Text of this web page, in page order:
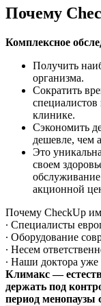
Почему
Комплексное
​Получить
организма.
Сократить
клинике.
​Сэкономить
дешевле, чем
Это
своем
акционной
Почему CheckUp
∙ Специалисты
∙ Оборудование
∙ Несем
∙ Наши доктора
Климакс —
держать под
период